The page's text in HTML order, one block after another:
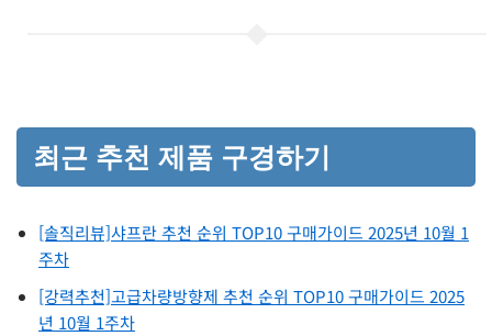
최근 추천 제품 구경하기
[솔직리뷰]샤프란 추천 순위 TOP10 구매가이드 2025년 10월 1
주차
[강력추천]고급차량방향제 추천 순위 TOP10 구매가이드 2025
년 10월 1주차